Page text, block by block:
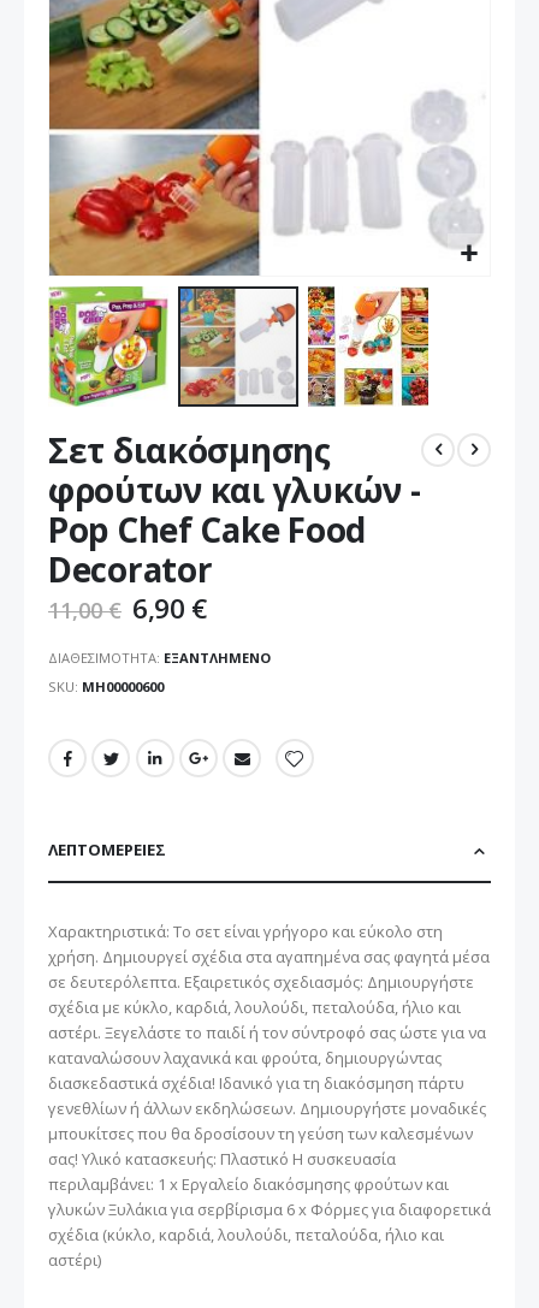
στην
αρχή
της
συλλογής
εικόνων
Σετ διακόσμησης
φρούτων και γλυκών -
Pop Chef Cake Food
Decorator
11,00 € 6,90 €
ΔΙΑΘΕΣΙΜΌΤΗΤΑ: ΕΞΑΝΤΛΗΜΈΝΟ
SKU ΜΗ00000600
ΛΕΠΤΟΜΈΡΕΙΕΣ
Χαρακτηριστικά: Το σετ είναι γρήγορο και εύκολο στη
χρήση. Δημιουργεί σχέδια στα αγαπημένα σας φαγητά μέσα
σε δευτερόλεπτα. Εξαιρετικός σχεδιασμός: Δημιουργήστε
σχέδια με κύκλο, καρδιά, λουλούδι, πεταλούδα, ήλιο και
αστέρι. Ξεγελάστε το παιδί ή τον σύντροφό σας ώστε για να
καταναλώσουν λαχανικά και φρούτα, δημιουργώντας
διασκεδαστικά σχέδια! Ιδανικό για τη διακόσμηση πάρτυ
γενεθλίων ή άλλων εκδηλώσεων. Δημιουργήστε μοναδικές
μπουκίτσες που θα δροσίσουν τη γεύση των καλεσμένων
σας! Υλικό κατασκευής: Πλαστικό Η συσκευασία
περιλαμβάνει: 1 x Eργαλείο διακόσμησης φρούτων και
γλυκών Ξυλάκια για σερβίρισμα 6 x Φόρμες για διαφορετικά
σχέδια (κύκλο, καρδιά, λουλούδι, πεταλούδα, ήλιο και
αστέρι)